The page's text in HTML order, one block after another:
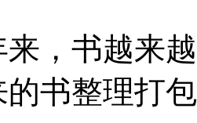
书越来越
书整理打